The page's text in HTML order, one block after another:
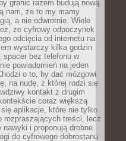
granic razem budują nową
nam, że to my mamy
a nie odwrotnie. Wiele
że cyfrowy odpoczynek
odcięcia od internetu na
wystarczy kilka godzin
spacer bez telefonu w
powiadomień na jeden
o to, by dać mózgowi
na nudę, z której rodzi się
kontakt z drugim
coraz większą
aplikacje, które nie tylko
rozpraszających treści, lecz
i proponują drobne
do cyfrowego dobrostanu